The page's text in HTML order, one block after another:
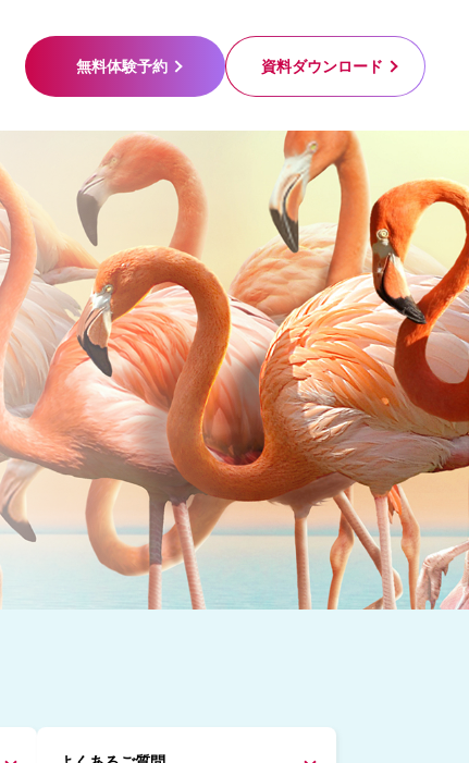
無料体験予約 資料ダウンロード